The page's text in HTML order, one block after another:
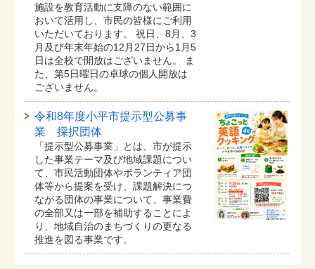
施設を教育活動に支障のない範囲に
おいて活用し、市民の皆様にご利用
いただいております。 祝日、8月、3
月及び年末年始の12月27日から1月5
日は全校で開放はございません。 ま
た、第5日曜日の卓球の個人開放は
ございません。
令和8年度小平市提示型公募事
業 採択団体
「提示型公募事業」とは、市が提示
した事業テーマ及び地域課題につい
て、市民活動団体やボランティア団
体等から提案を受け、課題解決につ
ながる団体の事業について、事業費
の全部又は一部を補助することによ
り、地域自治のまちづくりの更なる
推進を図る事業です。